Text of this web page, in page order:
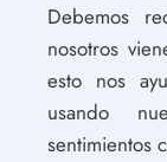
Debemos
nosotros
esto nos
usando
sentimientos